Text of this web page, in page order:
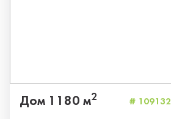
Дом 1180 м2 # 109132